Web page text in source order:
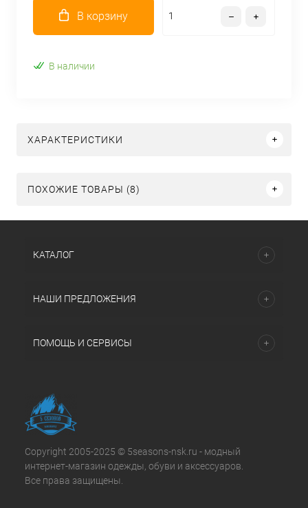
В корзину
В наличии
ХАРАКТЕРИСТИКИ
ПОХОЖИЕ ТОВАРЫ (8)
КАТАЛОГ
НАШИ ПРЕДЛОЖЕНИЯ
ПОМОЩЬ И СЕРВИСЫ
Copyright 2005-2025 © 5seasons-nsk.ru - модный
интернет-магазин одежды, обуви и аксессуаров.
Все права защищены.